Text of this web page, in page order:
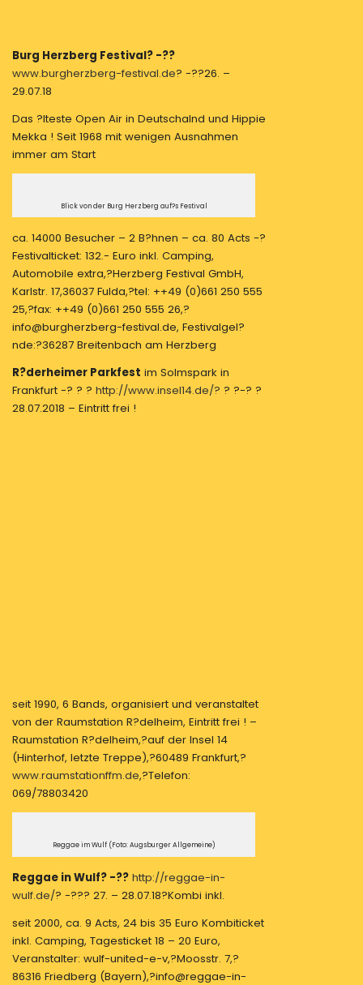
Burg Herzberg Festival? -??
www.burgherzberg-festival.de? -??26. –
29.07.18
Das ?lteste Open Air in Deutschalnd und Hippie
Mekka ! Seit 1968 mit wenigen Ausnahmen
immer am Start
Blick von der Burg Herzberg auf?s Festival
ca. 14000 Besucher – 2 B?hnen – ca. 80 Acts -?
Festivalticket: 132.- Euro inkl. Camping,
Automobile extra,?Herzberg Festival GmbH,
Karlstr. 17,36037 Fulda,?tel: ++49 (0)661 250 555
25,?fax: ++49 (0)661 250 555 26,?
info@burgherzberg-festival.de, Festivalgel?
nde:?36287 Breitenbach am Herzberg
R?derheimer Parkfest im Solmspark in
Frankfurt -? ? ? http://www.insel14.de/? ? ?-? ?
28.07.2018 – Eintritt frei !
seit 1990, 6 Bands, organisiert und veranstaltet
von der Raumstation R?delheim, Eintritt frei ! –
Raumstation R?delheim,?auf der Insel 14
(Hinterhof, letzte Treppe),?60489 Frankfurt,?
www.raumstationffm.de,?Telefon:
069/78803420
Reggae im Wulf (Foto: Augsburger Allgemeine)
Reggae in Wulf? -?? http://reggae-in-
wulf.de/? -??? 27. – 28.07.18?Kombi inkl.
seit 2000, ca. 9 Acts, 24 bis 35 Euro Kombiticket
inkl. Camping, Tagesticket 18 – 20 Euro,
Veranstalter: wulf-united-e-v,?Moosstr. 7,?
86316 Friedberg (Bayern),?info@reggae-in-